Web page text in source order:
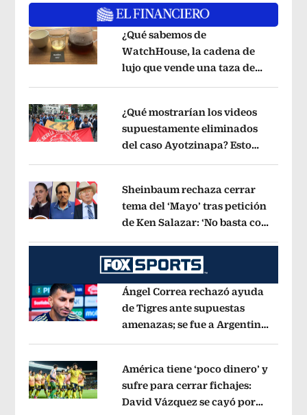
Opens in new window
¿Qué sabemos de
WatchHouse, la cadena de
lujo que vende una taza de
Opens in new window
¿Qué mostrarían los videos
supuestamente eliminados
del caso Ayotzinapa? Esto
Opens in new window
Sheinbaum rechaza cerrar
tema del ‘Mayo’ tras petición
de Ken Salazar: ‘No basta con
Opens in new window
Ángel Correa rechazó ayuda
de Tigres ante supuestas
amenazas; se fue a Argentina
Opens in new window
América tiene ‘poco dinero’ y
sufre para cerrar fichajes:
David Vázquez se cayó por